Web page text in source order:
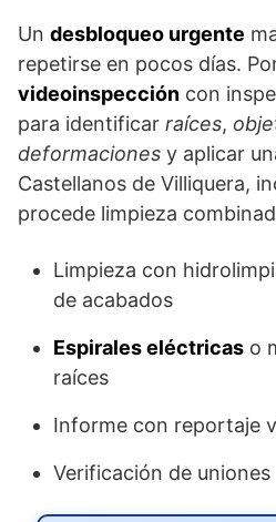
Un desbloqueo urgente
repetirse en pocos días.
videoinspección con
para identificar raíces,
deformaciones y aplicar
Castellanos de Villiquera,
procede limpieza
Limpieza con
de acabados
Espirales eléctricas o
raíces
Informe con reportaje
Verificación de uniones